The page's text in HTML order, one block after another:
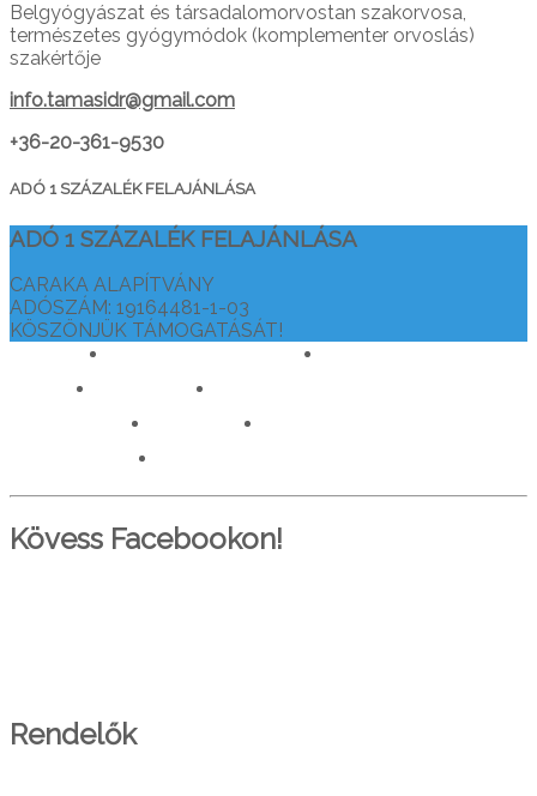
Belgyógyászat és társadalomorvostan szakorvosa,
természetes gyógymódok (komplementer orvoslás)
szakértője
info.tamasidr@gmail.com
+36-20-361-9530
ADÓ 1 SZÁZALÉK FELAJÁNLÁSA
ADÓ 1 SZÁZALÉK FELAJÁNLÁSA
CARAKA ALAPÍTVÁNY
ADÓSZÁM: 19164481-1-03
KÖSZÖNJÜK TÁMOGATÁSÁT!
drtamasiajurveda.hu
caraka.hu
c911.info
Kövess Facebookon!
Rendelők